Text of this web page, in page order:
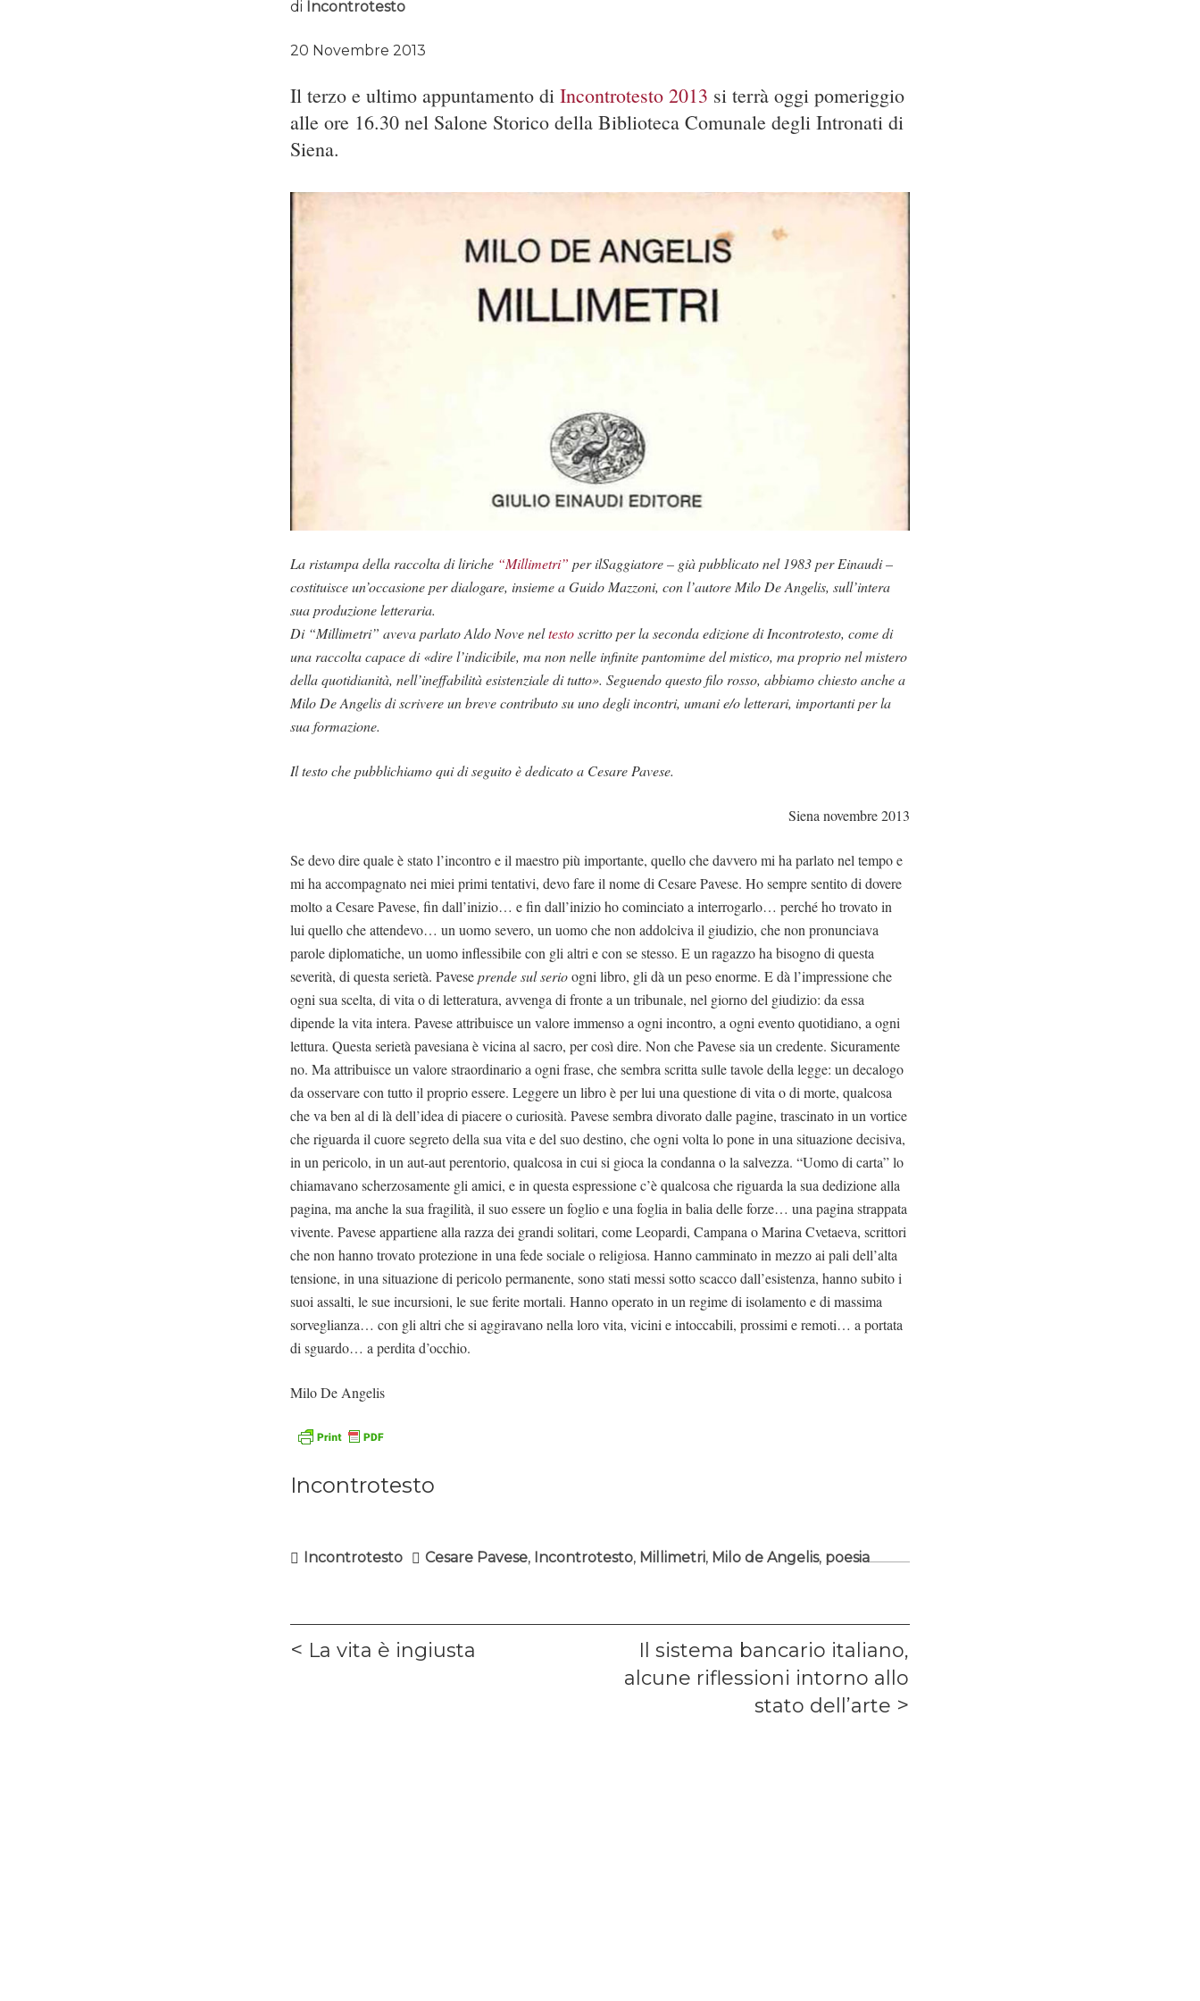
di Incontrotesto
20 Novembre 2013
Il terzo e ultimo appuntamento diIncontrotesto 2013 si terrà oggi pomeriggio
alle ore 16.30 nel Salone Storico della Biblioteca Comunale degli Intronati di
Siena.
La ristampa della raccolta di liriche “Millimetri” per ilSaggiatore – già pubblicato nel 1983 per Einaudi –
costituisce un’occasione per dialogare, insieme a Guido Mazzoni, con l’autore Milo De Angelis, sull’intera
sua produzione letteraria.
Di “Millimetri” aveva parlato Aldo Nove neltestoscritto per la seconda edizione di Incontrotesto, come di
una raccolta capace di «dire l’indicibile, ma non nelle infinite pantomime del mistico, ma proprio nel mistero
della quotidianità, nell’ineffabilità esistenziale di tutto». Seguendo questo filo rosso, abbiamo chiesto anche a
Milo De Angelis di scrivere un breve contributo su uno degli incontri, umani e/o letterari, importanti per la
sua formazione.
Il testo che pubblichiamo qui di seguito è dedicato a Cesare Pavese.
Siena novembre 2013
Se devo dire quale è stato l’incontro e il maestro più importante, quello che davvero mi ha parlato nel tempo e
mi ha accompagnato nei miei primi tentativi, devo fare il nome di Cesare Pavese. Ho sempre sentito di dovere
molto a Cesare Pavese, fin dall’inizio… e fin dall’inizio ho cominciato a interrogarlo… perché ho trovato in
lui quello che attendevo… un uomo severo, un uomo che non addolciva il giudizio, che non pronunciava
parole diplomatiche, un uomo inflessibile con gli altri e con se stesso. E un ragazzo ha bisogno di questa
severità, di questa serietà. Paveseprende sul serioogni libro, gli dà un peso enorme. E dà l’impressione che
ogni sua scelta, di vita o di letteratura, avvenga di fronte a un tribunale, nel giorno del giudizio: da essa
dipende la vita intera. Pavese attribuisce un valore immenso a ogni incontro, a ogni evento quotidiano, a ogni
lettura. Questa serietà pavesiana è vicina al sacro, per così dire. Non che Pavese sia un credente. Sicuramente
no. Ma attribuisce un valore straordinario a ogni frase, che sembra scritta sulle tavole della legge: un decalogo
da osservare con tutto il proprio essere. Leggere un libro è per lui una questione di vita o di morte, qualcosa
che va ben al di là dell’idea di piacere o curiosità. Pavese sembra divorato dalle pagine, trascinato in un vortice
che riguarda il cuore segreto della sua vita e del suo destino, che ogni volta lo pone in una situazione decisiva,
in un pericolo, in un aut-aut perentorio, qualcosa in cui si gioca la condanna o la salvezza. “Uomo di carta” lo
chiamavano scherzosamente gli amici, e in questa espressione c’è qualcosa che riguarda la sua dedizione alla
pagina, ma anche la sua fragilità, il suo essere un foglio e una foglia in balia delle forze… una pagina strappata
vivente. Pavese appartiene alla razza dei grandi solitari, come Leopardi, Campana o Marina Cvetaeva, scrittori
che non hanno trovato protezione in una fede sociale o religiosa. Hanno camminato in mezzo ai pali dell’alta
tensione, in una situazione di pericolo permanente, sono stati messi sotto scacco dall’esistenza, hanno subito i
suoi assalti, le sue incursioni, le sue ferite mortali. Hanno operato in un regime di isolamento e di massima
sorveglianza… con gli altri che si aggiravano nella loro vita, vicini e intoccabili, prossimi e remoti… a portata
di sguardo… a perdita d’occhio.
Milo De Angelis
Incontrotesto
Incontrotesto Cesare Pavese, Incontrotesto, Millimetri, Milo de Angelis, poesia
Navigazione
articoli
Previous
La vita è ingiusta
Next
post:
Il sistema bancario italiano,
alcune riflessioni intorno allo
stato dell’arte